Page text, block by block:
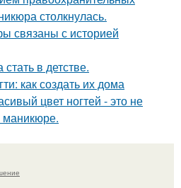
столкнулась.
связаны с историей
в детстве.
как создать их дома
цвет ногтей - это не
маникюре.